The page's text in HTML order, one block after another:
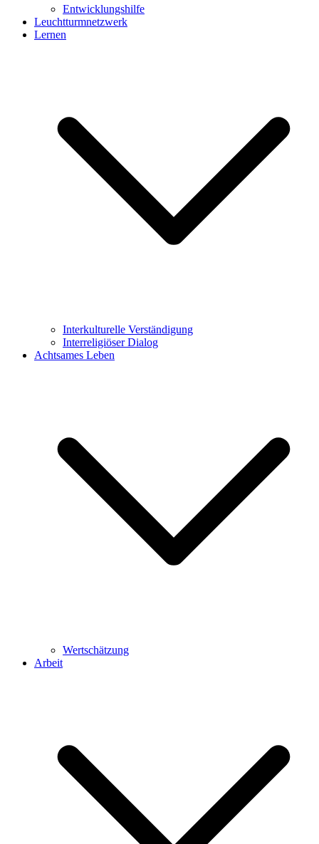
Entwicklungshilfe
Leuchtturmnetzwerk
Lernen
Interkulturelle Verständigung
Interreligiöser Dialog
Achtsames Leben
Wertschätzung
Arbeit